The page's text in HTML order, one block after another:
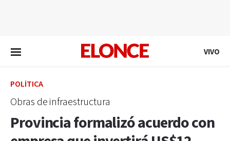
VIVO
POLÍTICA
Obras de infraestructura
Provincia formalizó acuerdo con